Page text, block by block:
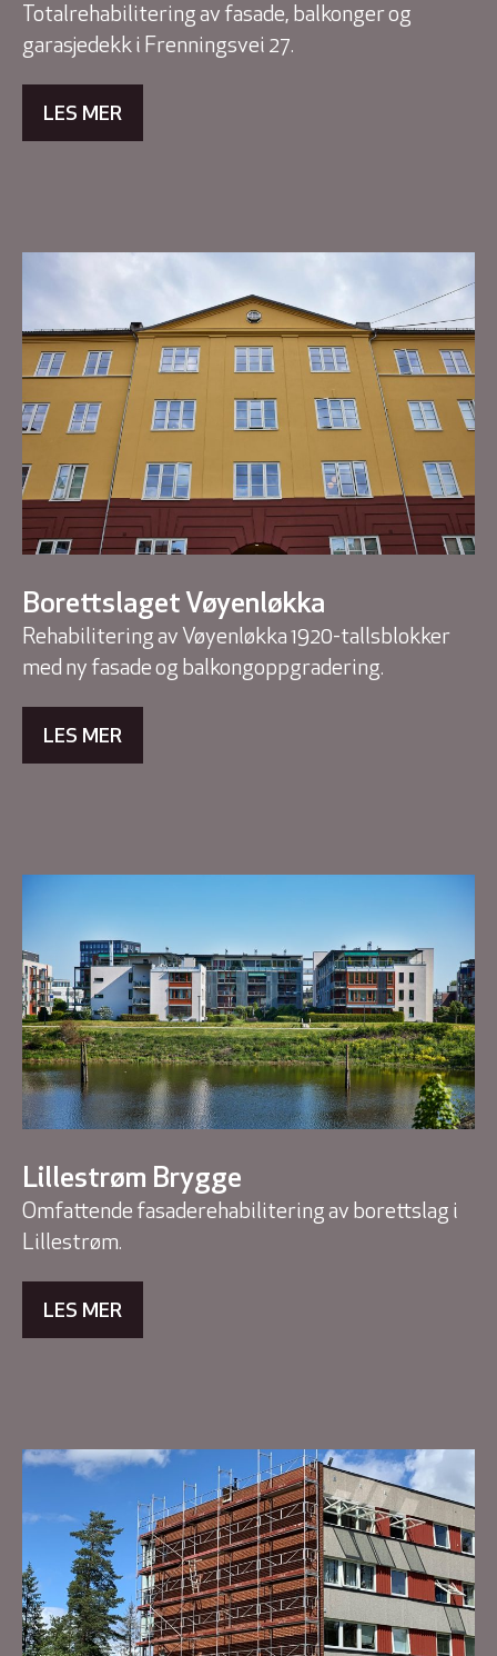
Totalrehabilitering av fasade, balkonger og
garasjedekk i Frenningsvei 27.
LES MER
Borettslaget Vøyenløkka
Rehabilitering av Vøyenløkka 1920-tallsblokker
med ny fasade og balkongoppgradering.
LES MER
Lillestrøm Brygge
Omfattende fasaderehabilitering av borettslag i
Lillestrøm.
LES MER